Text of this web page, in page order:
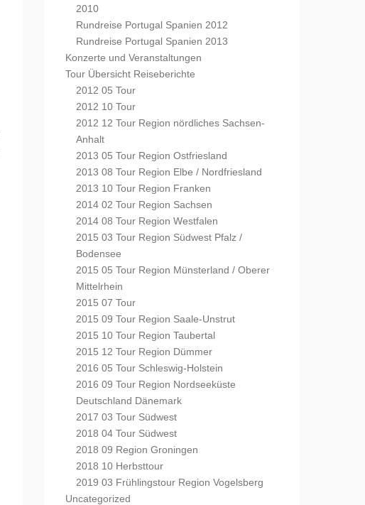
2010
Rundreise Portugal Spanien 2012
Rundreise Portugal Spanien 2013
Konzerte und Veranstaltungen
Tour Übersicht Reiseberichte
2012 05 Tour
2012 10 Tour
2012 12 Tour Region nördliches Sachsen-
Anhalt
2013 05 Tour Region Ostfriesland
2013 08 Tour Region Elbe / Nordfriesland
2013 10 Tour Region Franken
2014 02 Tour Region Sachsen
2014 08 Tour Region Westfalen
2015 03 Tour Region Südwest Pfalz /
Bodensee
2015 05 Tour Region Münsterland / Oberer
Mittelrhein
2015 07 Tour
2015 09 Tour Region Saale-Unstrut
2015 10 Tour Region Taubertal
2015 12 Tour Region Dümmer
2016 05 Tour Schleswig-Holstein
2016 09 Tour Region Nordseeküste
Deutschland Dänemark
2017 03 Tour Südwest
2018 04 Tour Südwest
2018 09 Region Groningen
2018 10 Herbsttour
2019 03 Frühlingstour Region Vogelsberg
Uncategorized